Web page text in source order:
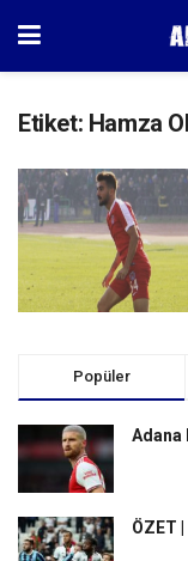
Etiket: Hamza
Popüler
Adana
ÖZET